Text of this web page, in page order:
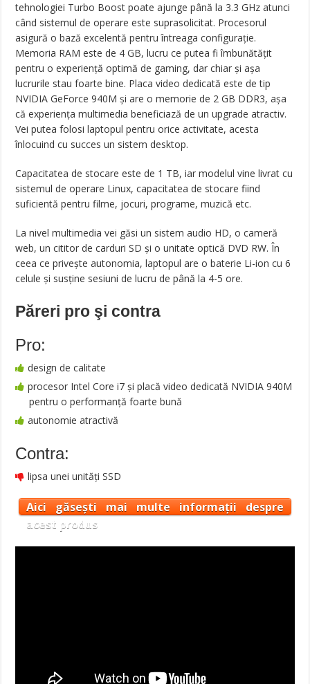
tehnologiei Turbo Boost poate ajunge până la 3.3 GHz atunci
când sistemul de operare este suprasolicitat. Procesorul
asigură o bază excelentă pentru întreaga configurație.
Memoria RAM este de 4 GB, lucru ce putea fi îmbunătățit
pentru o experiență optimă de gaming, dar chiar și așa
lucrurile stau foarte bine. Placa video dedicată este de tip
NVIDIA GeForce 940M și are o memorie de 2 GB DDR3, așa
că experiența multimedia beneficiază de un upgrade atractiv.
Vei putea folosi laptopul pentru orice activitate, acesta
înlocuind cu succes un sistem desktop.
Capacitatea de stocare este de 1 TB, iar modelul vine livrat cu
sistemul de operare Linux, capacitatea de stocare fiind
suficientă pentru filme, jocuri, programe, muzică etc.
La nivel multimedia vei găsi un sistem audio HD, o cameră
web, un cititor de carduri SD și o unitate optică DVD RW. În
ceea ce privește autonomia, laptopul are o baterie Li-ion cu 6
celule și susține sesiuni de lucru de până la 4-5 ore.
Păreri pro şi contra
Pro:
design de calitate
procesor Intel Core i7 și placă video dedicată NVIDIA 940M
pentru o performanță foarte bună
autonomie atractivă
Contra:
lipsa unei unități SSD
Aici găsești mai multe informații despre
acest produs